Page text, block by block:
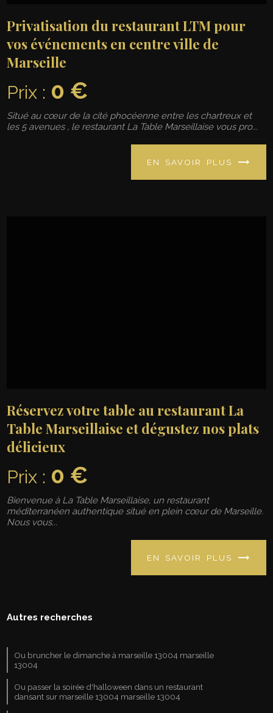
Privatisation du restaurant LTM pour
vos événements en centre ville de
Marseille
Prix : 0 €
Situé au cœur de la cité phocéenne entre les chartreux et
les 5 avenues , le restaurant La Table Marseillaise vous pro...
EN SAVOIR PLUS
Réservez votre table au restaurant La
Table Marseillaise et dégustez nos plats
délicieux
Prix : 0 €
Bienvenue à La Table Marseillaise, un restaurant
méditerranéen authentique situé en plein cœur de Marseille.
Nous vous...
EN SAVOIR PLUS
Autres recherches
Ou bruncher le dimanche à marseille 13004 marseille
13004
Ou passer la soirée d'halloween dans un restaurant
dansant sur marseille 13004 marseille 13004